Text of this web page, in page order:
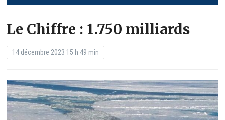
Le Chiffre : 1.750 milliards
14 décembre 2023 15 h 49 min